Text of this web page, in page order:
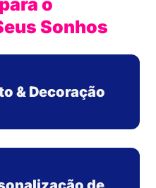
o
Sonhos
& Decoração